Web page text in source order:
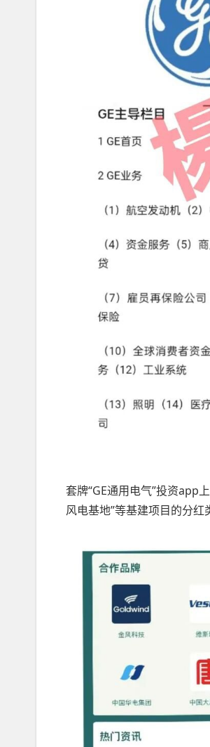
套牌“GE通用电气”投资app
风电基地”等基建项目的分红